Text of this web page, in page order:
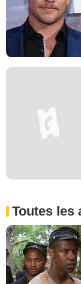
Toutes les